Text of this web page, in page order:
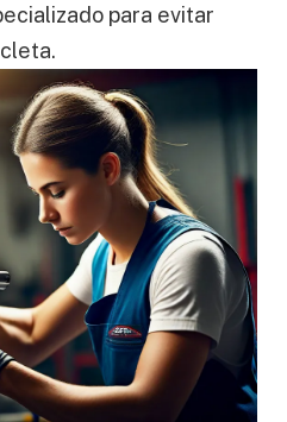
para evitar